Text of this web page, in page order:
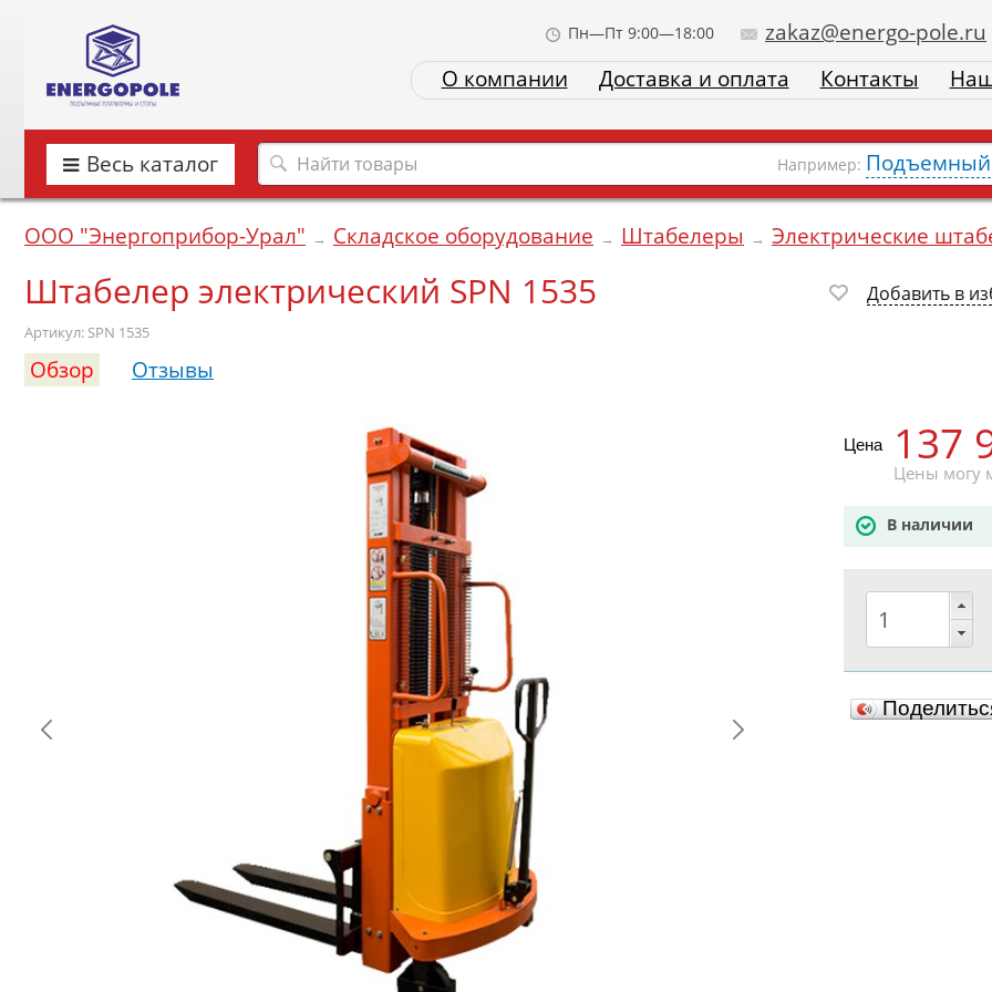
Пн—Пт 9:00—18:00
zakaz@energo-pole.ru
О компании
Доставка и оплата Контакты
Весь каталог Например: Подъемный
ООО "Энергоприбор-Урал" → Складское оборудование → Штабелеры → Электрические
Штабелер электрический SPN 1535
Артикул: SPN 1535
Добавить в
Обзор Отзывы
Цена 137
Цены могу
В наличии